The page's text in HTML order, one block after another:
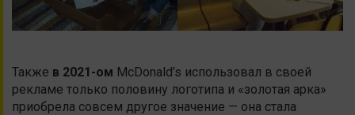
Также в 2021-ом McDonald’s использовал в своей
рекламе только половину логотипа и «золотая арка»
приобрела совсем другое значение — она стала